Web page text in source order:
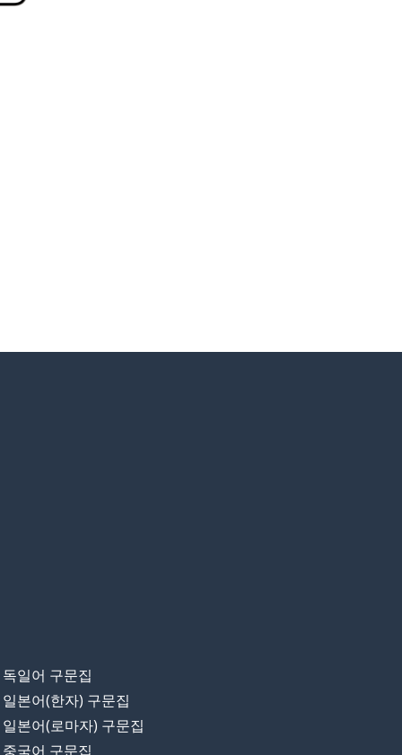
독일어 구문집
일본어(한자) 구문집
일본어(로마자) 구문집
중국어 구문집